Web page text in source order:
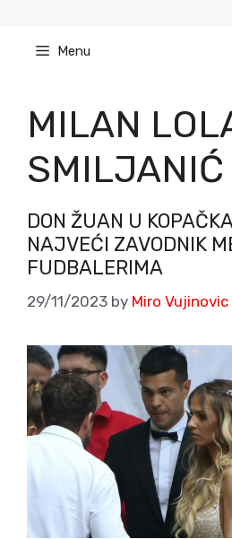
content Menu
MILAN
SMILJANIĆ
DON ŽUAN U
NAJVEĆI ZAVODNIK
FUDBALERIMA
29/11/2023 by Miro Vujinovic